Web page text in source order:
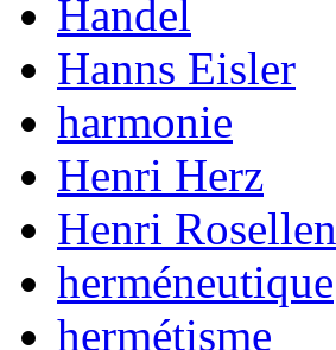
Handel
Hanns Eisler
harmonie
Henri Herz
Henri Rosellen
herméneutique
hermétisme